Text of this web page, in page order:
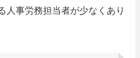
人事労務担当者が少なくあり